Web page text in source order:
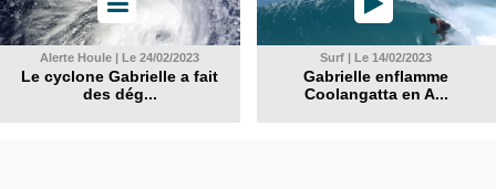
Alerte Houle | Le 24/02/2023
Le cyclone Gabrielle a fait
des dég...
Surf | Le 14/02/2023
Gabrielle enflamme
Coolangatta en A...